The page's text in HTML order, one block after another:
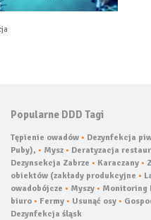
Dezynsekcja polega na tępieniu
(zwłaszcza pasożytniczych jak
Popularne DDD Tagi
Tępienie owadów • Dezynfekcja
Puby), • Mysz • Deratyzacja
Dezynsekcja Zabrze • Karaczany •
obiektów (zakłady produkcyjne •
owadobójcze • Myszy • Monitoring
biuro • Fermy • Usunąć osy •
Dezynfekcja śląsk